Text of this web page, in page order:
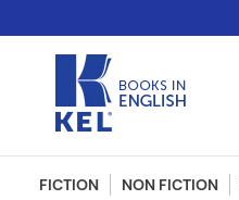
FICTION NON FICTION